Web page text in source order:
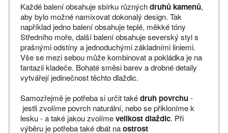
Každé balení obsahuje sbírku různýchdruhů kamenů,
aby bylo možné namixovat dokonalý design. Tak
například jedno balení obsahuje teplé, měkké tóny
Středního moře, další balení obsahuje severský styl s
prašnými odstíny a jednoduchými základními liniemi.
Vše se mezi sebou může kombinovat a pokládka je na
fantazii kladeče. Bohaté směsi barev a drobné detaily
vytvářejí jedinečnost těchto dlaždic.
Samozřejmě je potřeba si určit takédruh povrchu-
jestli zvolíme povrch naturální, nebo se přikloníme k
lesku - a také jakou zvolímevelikost dlaždic. Při
výběru je potřeba také dbát naostrost